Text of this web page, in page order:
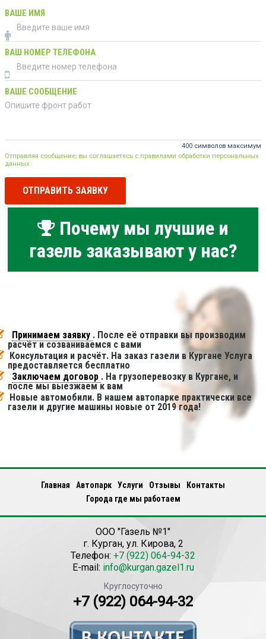
ВАШЕ ИМЯ
ВАШ НОМЕР ТЕЛЕФОНА
ВАШЕ СООБЩЕНИЕ
400 символов максимум
Отправляя сообщение, вы соглашаетесь с правилами обработки персональных
данных
ОТПРАВИТЬ ЗАЯВКУ
Почему мы лучшие и
газель заказывают у нас?
Принимаем заявку . После её отправки вы производим
расчёт и созваниваемся с вами
Консультация и расчёт. На заказ газели в Кургане Услуга
предоставляется бесплатно
Заключаем договор . На грузоперевозку в Кургане, и
после мы выезжаем к вам
Новые автомобили. В нашем автопарке практически все
газели и другие машины новые от 2019 года!
Главная Автопарк Услуги Отзывы
Контакты
Города где мы работаем
ООО "Газель №1"
г. Курган, ул. Кирова, 2
Телефон: +7 (922) 064-94-32
E-mail: info@kurgan.gazel1.ru
Круглосуточно
+7 (922) 064-94-32